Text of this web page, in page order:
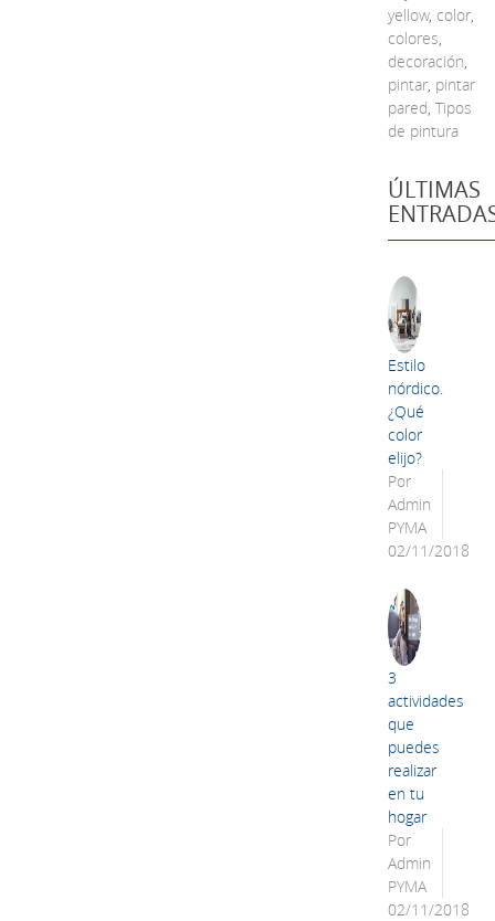
yellow, color,
colores,
decoración,
pintar, pintar
pared, Tipos
de pintura
ÚLTIMAS
Estilo
nórdico.
¿Qué
color
elijo?
Por
Admin
PYMA
02/11/2018
3
actividades
que
puedes
realizar
en tu
hogar
Por
Admin
PYMA
02/11/2018